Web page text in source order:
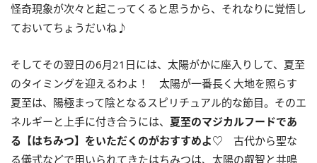
怪奇現象が次々と起こってくると思うから、それなりに覚悟し
ておいてちょうだいね♪
そしてその翌日の6月21 日には、太陽がかに座入りして、夏至
のタイミングを迎えるわよ！ 太陽が一番長く大地を照らす
夏至は、陽極まって陰となるスピリチュアル的な節目。そのエ
ネルギーと上手に付き合うには、 夏至のマジカルフードであ
る【はちみつ】をいただくのがおすすめよ♡ 古代から聖な
る儀式などで用いられてきたはちみつは、太陽の叡智と共鳴